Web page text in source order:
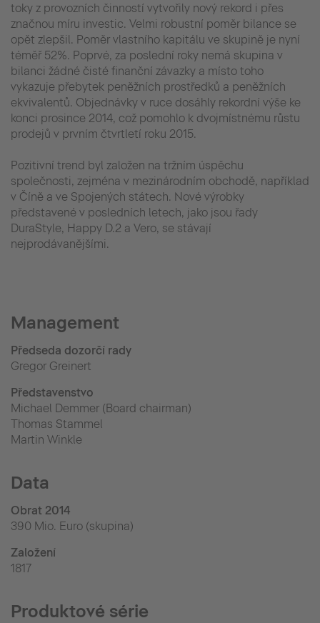
toky z provozních činností vytvořily nový rekord i přes
značnou míru investic. Velmi robustní poměr bilance se
opět zlepšil. Poměr vlastního kapitálu ve skupině je nyní
téměř 52%. Poprvé, za poslední roky nemá skupina v
bilanci žádné čisté finanční závazky a místo toho
vykazuje přebytek peněžních prostředků a peněžních
ekvivalentů. Objednávky v ruce dosáhly rekordní výše ke
konci prosince 2014, což pomohlo k dvojmístnému růstu
prodejů v prvním čtvrtletí roku 2015.
Pozitivní trend byl založen na tržním úspěchu
společnosti, zejména v mezinárodním obchodě, například
v Číně a ve Spojených státech. Nové výrobky
představené v posledních letech, jako jsou řady
DuraStyle, Happy D.2 a Vero, se stávají
nejprodávanějšími.
Management
Předseda dozorčí rady
Gregor Greinert
Představenstvo
Michael Demmer (Board chairman)
Thomas Stammel
Martin Winkle
Data
Obrat 2014
390 Mio. Euro (skupina)
Založení
1817
Produktové série